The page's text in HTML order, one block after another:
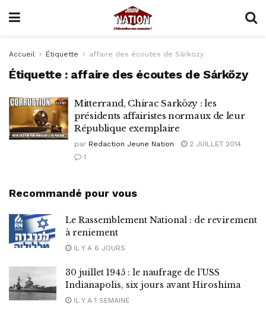
Accueil Étiquette affaire des écoutes de Sárközy
Étiquette : affaire des écoutes de Sárközy
Mitterrand, Chirac Sarközy : les
présidents affairistes normaux de leur
République exemplaire
par Redaction Jeune Nation
2 JUILLET 2014
1
Recommandé pour vous
Le Rassemblement National : de revirement
à reniement
IL Y A 6 JOURS
30 juillet 1945 : le naufrage de l’USS
Indianapolis, six jours avant Hiroshima
IL Y A 1 SEMAINE